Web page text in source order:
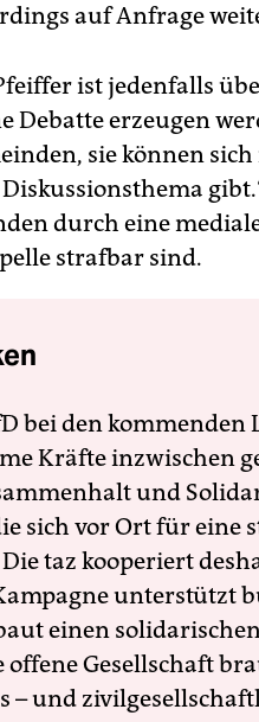
auf Anfrage
ist jedenfalls
Debatte erzeugen
sie können
durch eine
strafbar sind.
bei den kommenden
Kräfte inzwischen
und
sich vor Ort für eine
taz kooperiert
unterstützt
einen
Gesellschaft
und